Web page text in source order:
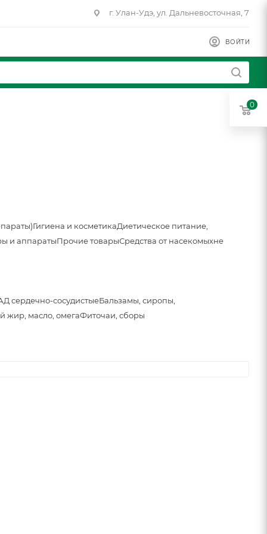
г. Улан-Удэ, ул. Дальневосточная, 7
ВОЙТИ
Гигиена и косметикаДиетическое питание,
и аппаратыПрочие товарыСредства от насекомыхне
сердечно-сосудистыеБальзамы, сиропы,
жир, масло, омегаФиточаи, сборы
0